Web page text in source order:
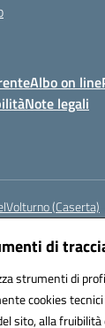
di
strumenti di
cookies
sito, alla fruibilità
Albo on line
Note legali
(Caserta)